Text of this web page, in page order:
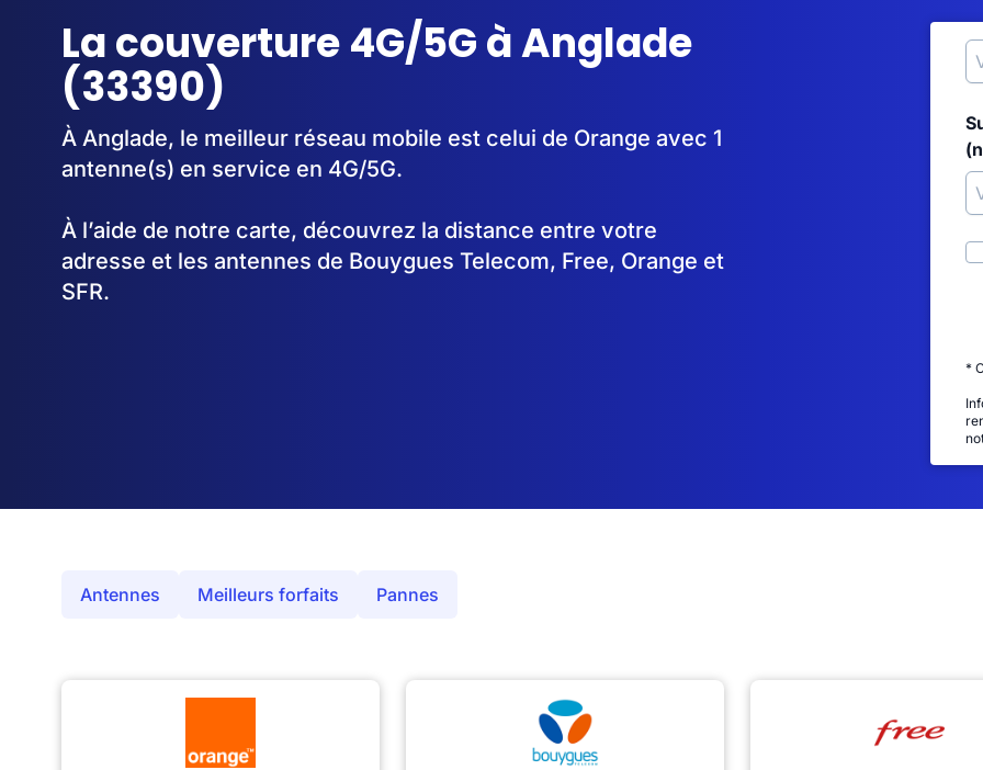
La couverture 4G/5G à Anglade
(33390)
À Anglade, le meilleur réseau mobile est celui de Orange avec 1
antenne(s) en service en 4G/5G.
À l’aide de notre carte, découvrez la distance entre votre
adresse et les antennes de Bouygues Telecom, Free, Orange et
SFR.
*
Antennes Meilleurs forfaits Pannes